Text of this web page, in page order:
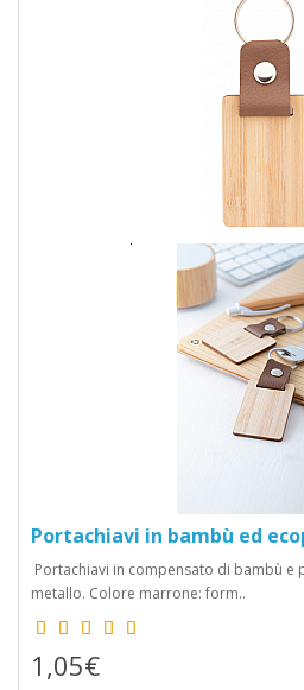
I materiali e i design dei
I portachiavi in pelle sono una scelta
La pelle offre un aspetto raffinato e
stili eleganti o informali. Puoi
una stampa colorata, creando un
Portachiavi in plastica
I portachiavi in plastica sono una
Sono leggeri, resistenti e offrono
design. Puoi personalizzarli con
un portachiavi accattivante e
Creare un portachiavi
selezionare la forma e il design del
l'aspetto pratico e l'impatto visivo.
portachiavi con il tuo logo, un
speciale che rappresenta al meglio
personale.
Portachiavi in bambù ed
Portachiavi in compensato di bambù e
metallo. Colore marrone: form..
1,05€